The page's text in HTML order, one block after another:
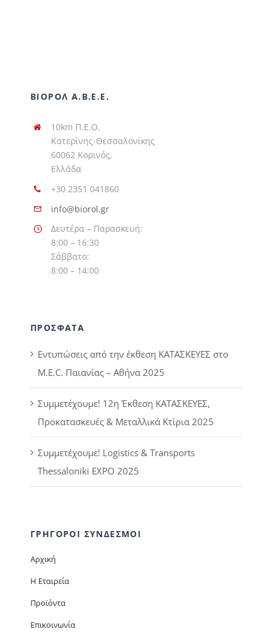
ΒΙΟΡΟΛ Α.Β.Ε.Ε.
10km Π.Ε.Ο.
Κατερίνης-Θεσσαλονίκης
60062 Κορινός,
Ελλάδα
+30 2351 041860
info@biorol.gr
Δευτέρα – Παρασκευή:
8:00 – 16:30
Σάββατο:
8:00 – 14:00
ΠΡΟΣΦΑΤΑ
Εντυπώσεις από την έκθεση ΚΑΤΑΣΚΕΥΕΣ στο
M.E.C. Παιανίας – Αθήνα 2025
Συμμετέχουμε! 12η Έκθεση ΚΑΤΑΣΚΕΥΕΣ,
Προκατασκευές & Μεταλλικά Κτίρια 2025
Συμμετέχουμε! Logistics & Transports
Thessaloniki EXPO 2025
ΓΡΗΓΟΡΟΙ ΣΥΝΔΕΣΜΟΙ
Αρχική
Η Εταιρεία
Προϊόντα
Επικοινωνία